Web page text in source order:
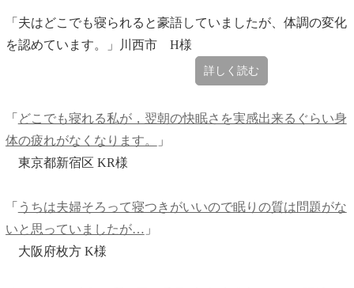
「夫はどこでも寝られると豪語していましたが、体調の変化
を認めています。」川西市 H様
詳しく読む
「 どこでも寝れる私が，翌朝の快眠さを実感出来るぐらい身
体の疲れがなくなります。
」
東京都新宿区 KR様
「 うちは夫婦そろって寝つきがいいので眠りの質は問題がな
いと思っていましたが… 」
大阪府枚方 K様